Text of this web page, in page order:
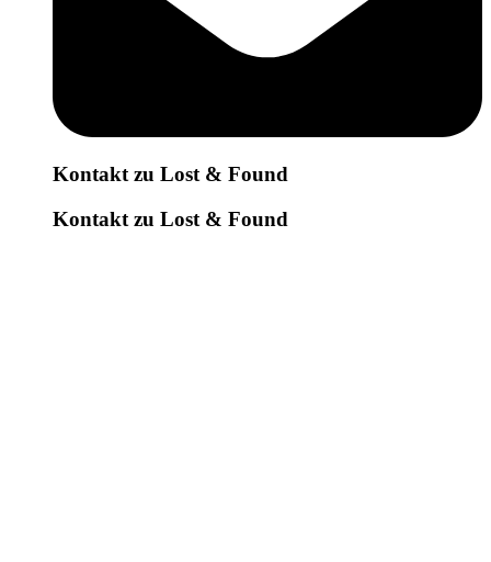
Kontakt zu Lost & Found
Kontakt zu Lost & Found